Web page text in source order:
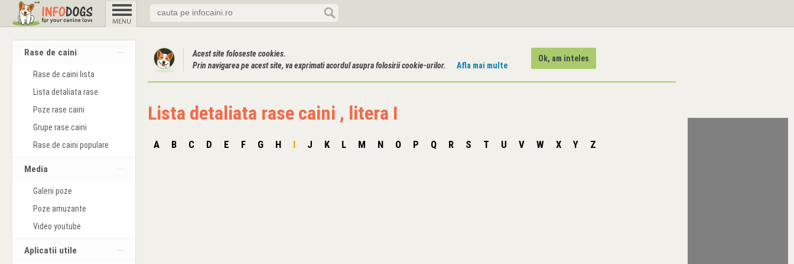
Rase de caini
Rase de caini lista
Lista detaliata rase
Poze rase caini
Grupe rase caini
Rase de caini populare
Media
Galerii poze
Poze amuzante
Video youtube
Aplicatii utile
Acest site foloseste cookies.
Prin navigarea pe acest site, va exprimati acordul asupra folosirii cookie-urilor.
Afla mai multe
Ok, am inteles
Lista detaliata rase caini , litera I
A B C D E F G H I J K L M N O P Q R S T U V W X Y Z